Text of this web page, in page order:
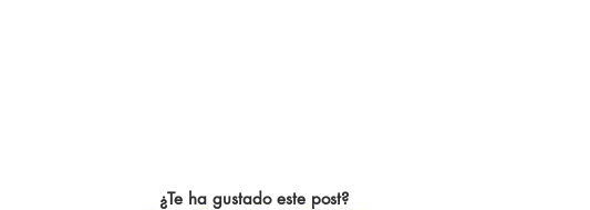
¿Te ha gustado este post?